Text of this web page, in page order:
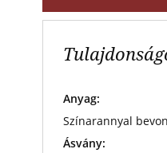
Anyag:
Színarannyal
Ásvány: